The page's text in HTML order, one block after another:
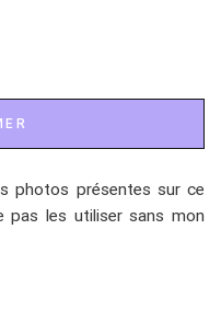
photos présentes sur ce
pas les utiliser sans mon